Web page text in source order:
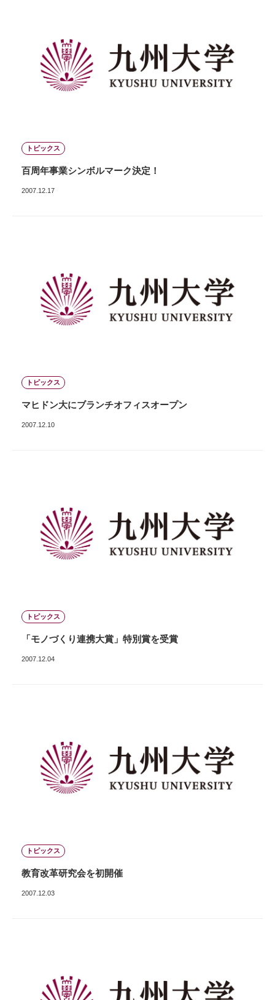
トピックス
百周年事業シンボルマーク決定！
2007.12.17
トピックス
マヒドン大にブランチオフィスオープン
2007.12.10
トピックス
「モノづくり連携大賞」特別賞を受賞
2007.12.04
トピックス
教育改革研究会を初開催
2007.12.03